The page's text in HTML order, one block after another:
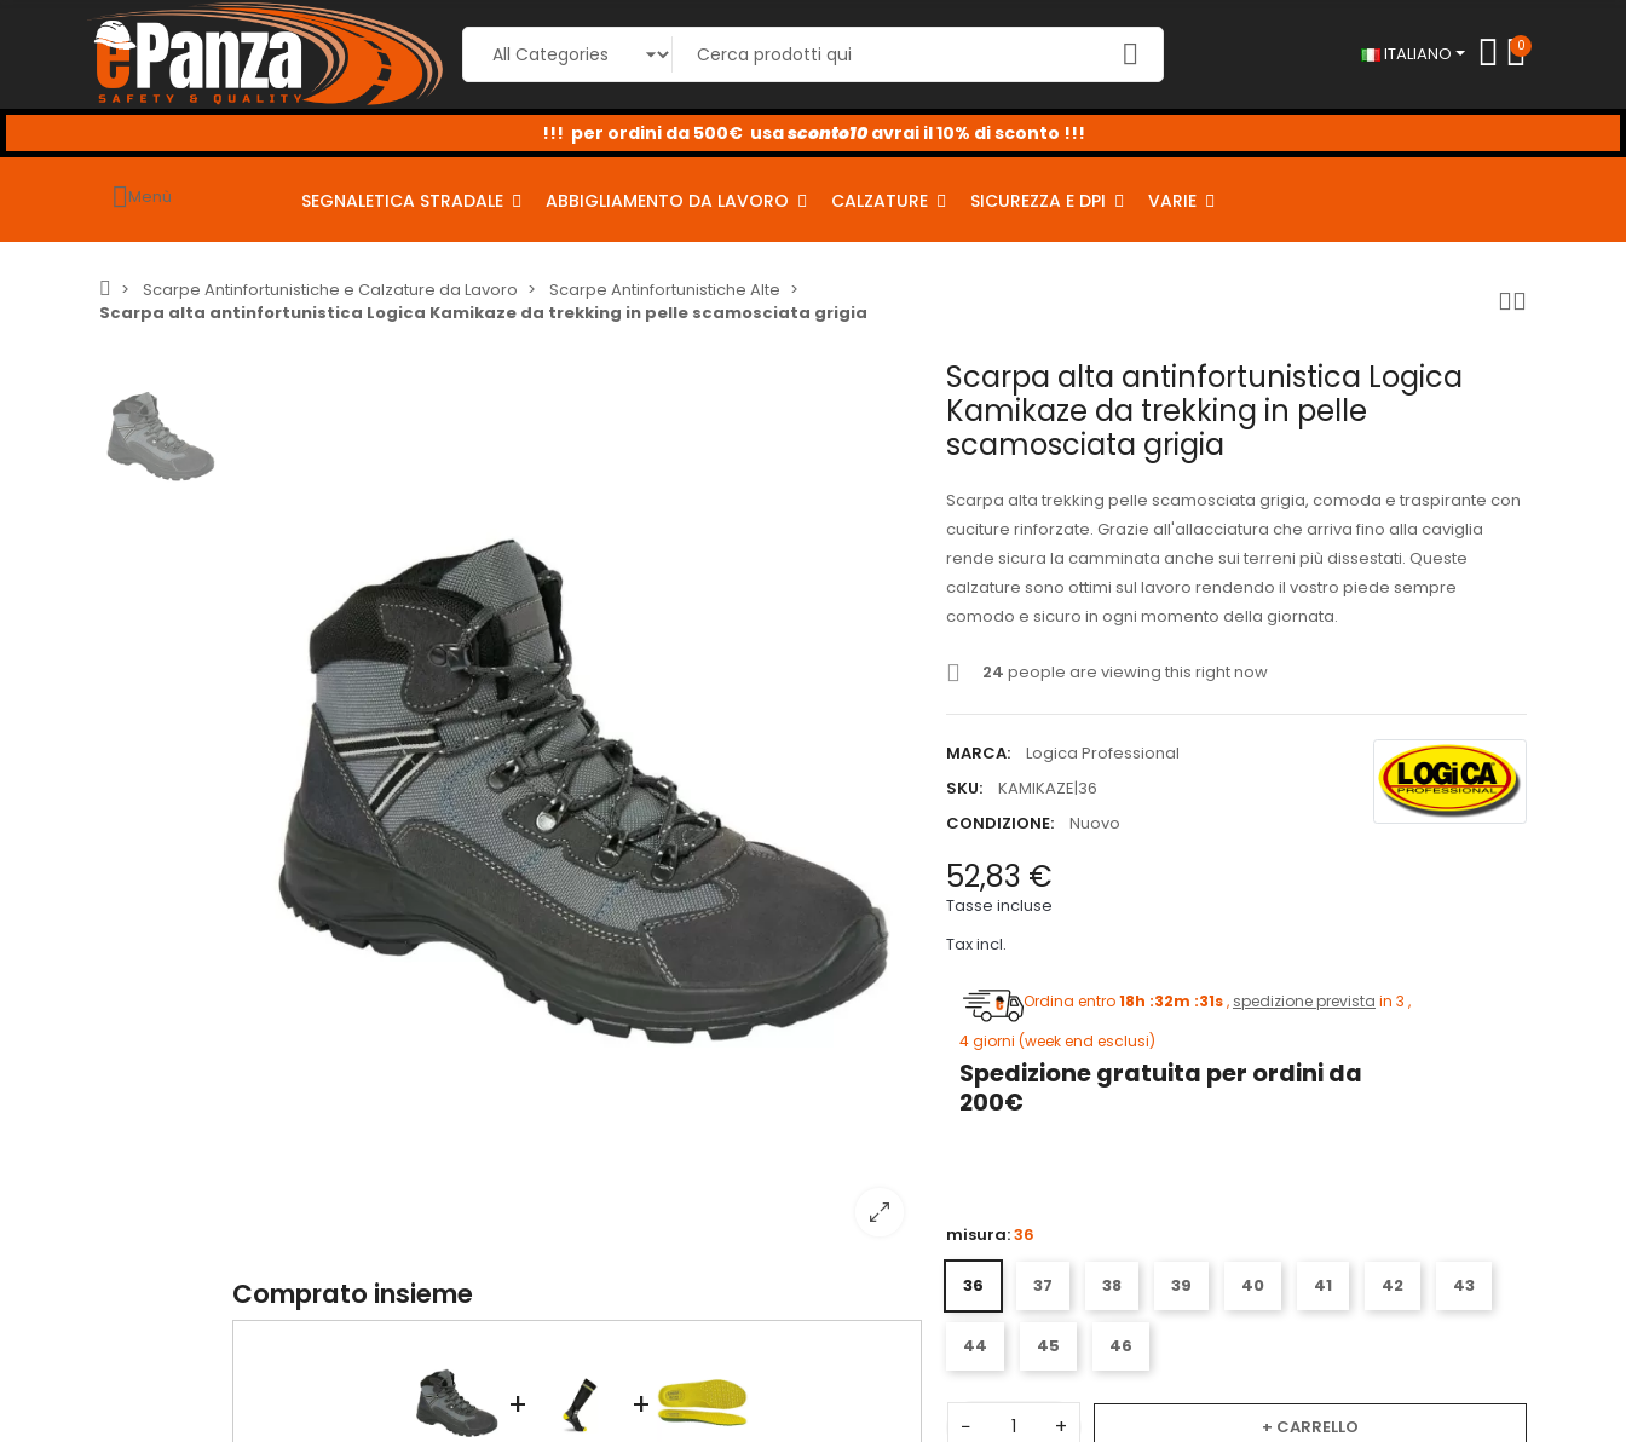
ITALIANO 0
coupon per sconti dal 2% al 10% <-
sconto2
sconto5
sconto10
Menù SEGNALETICA STRADALE ABBIGLIAMENTO DA LAVORO CALZATURE SICUREZZA E DPI VARIE
Scarpe Antinfortunistiche e Calzature da Lavoro
Scarpe Antinfortunistiche Alte
Scarpa alta antinfortunistica Logica Kamikaze da trekking in pelle scamosciata grigia
Comprato insieme
+ +
Scarpa alta antinfortunistica Logica
Kamikaze da trekking in pelle
scamosciata grigia
Scarpa alta trekking pelle scamosciata grigia, comoda e traspirante con
cuciture rinforzate. Grazie all'allacciatura che arriva fino alla caviglia
rende sicura la camminata anche sui terreni più dissestati. Queste
calzature sono ottimi sul lavoro rendendo il vostro piede sempre
comodo e sicuro in ogni momento della giornata.
24 people are viewing this right now
MARCA:
Logica Professional
SKU:
KAMIKAZE|36
CONDIZIONE:
Nuovo
52,83 €
Tasse incluse
Tax incl.
Ordina entro18h :32m :30s ,spedizione previstain 3 ,
4 giorni (week end esclusi)
Spedizione gratuita per ordini da
200€
misura:36
36 37 38 39 40 41 42 43
44 45 46
− + + CARRELLO